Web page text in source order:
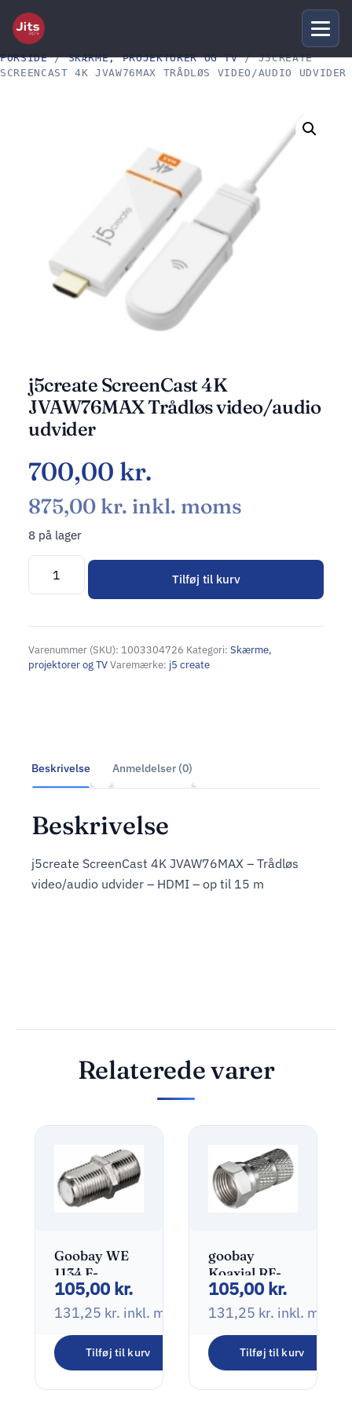
FORSIDE/SKÆRME, PROJEKTORER OG TV/ J5CREATE
SCREENCAST 4K JVAW76MAX TRÅDLØS VIDEO/AUDIO UDVIDER
j5create ScreenCast 4K
JVAW76MAX Trådløs video/audio
udvider
700,00 kr.
875,00 kr. inkl. moms
8 på lager
Tilføj til kurv
Alternative:
Varenummer (SKU): 1003304726 Kategori: Skærme,
projektorer og TVVaremærke: j5 create
Beskrivelse Anmeldelser (0)
Beskrivelse
j5create ScreenCast 4K JVAW76MAX – Trådløs
video/audio udvider – HDMI – op til 15 m
Relaterede varer
Goobay WE
1134 F-
stik(hun) til
F-stik(hun)
105,00 kr.
131,25 kr. inkl. moms
Tilføj til kurv
goobay
Koaxial RF-
konnektor
105,00 kr.
131,25 kr. inkl. moms
Tilføj til kurv